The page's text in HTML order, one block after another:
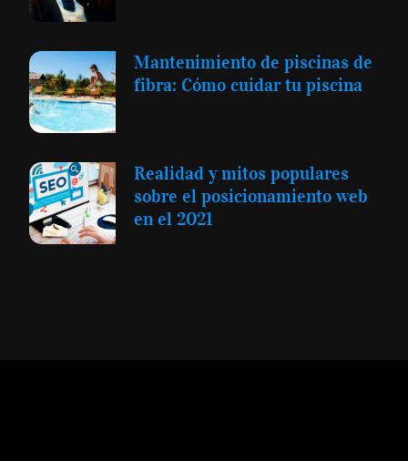
Mantenimiento de piscinas de
fibra: Cómo cuidar tu piscina
Realidad y mitos populares
sobre el posicionamiento web
en el 2021